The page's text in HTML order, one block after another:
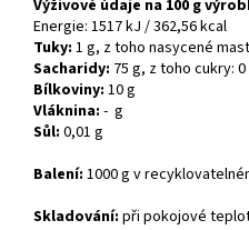
Výživové údaje na 100 g
Energie: 1517 kJ / 362,56 kcal
Tuky: 1 g, z toho nasycené
Sacharidy: 75 g, z toho cukry: 0
Bílkoviny: 10 g
Vláknina: - g
Sůl: 0,01 g
Balení: 1000 g v
Skladování: při pokojové